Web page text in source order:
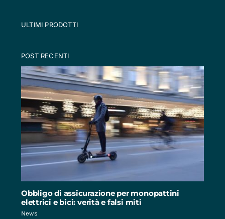
ULTIMI PRODOTTI
POST RECENTI
Obbligo di assicurazione per monopattini
elettrici e bici: verità e falsi miti
News